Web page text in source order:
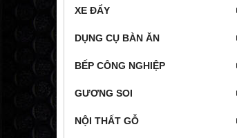
XE ĐẨY
DỤNG CỤ BÀN ĂN
BẾP CÔNG NGHIỆP
GƯƠNG SOI
NỘI THẤT GỖ